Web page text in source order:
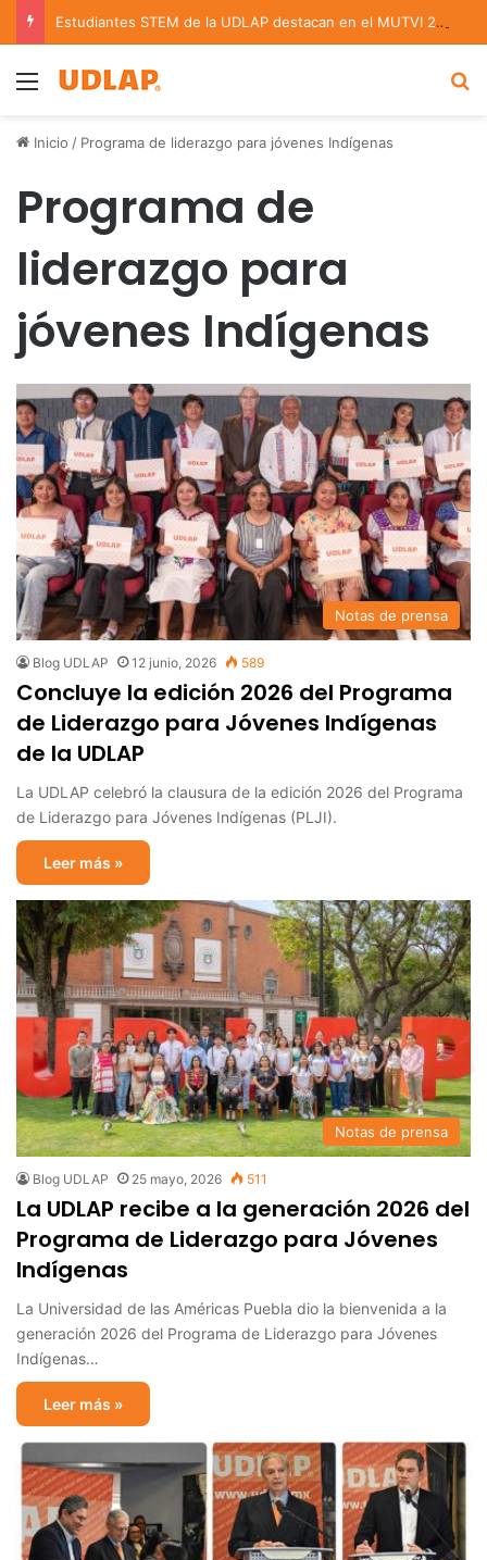
Estudiantes STEM de la UDLAP destacan en el MUTVI 2026
Menu
Inicio / Programa de liderazgo para jóvenes Indígenas
Programa de
liderazgo para
jóvenes Indígenas
Notas de prensa
Blog UDLAP 12 junio, 2026 589
Concluye la edición 2026 del Programa
de Liderazgo para Jóvenes Indígenas
de la UDLAP
La UDLAP celebró la clausura de la edición 2026 del Programa
de Liderazgo para Jóvenes Indígenas (PLJI).
Leer más »
Notas de prensa
Blog UDLAP 25 mayo, 2026 511
La UDLAP recibe a la generación 2026 del
Programa de Liderazgo para Jóvenes
Indígenas
La Universidad de las Américas Puebla dio la bienvenida a la
generación 2026 del Programa de Liderazgo para Jóvenes
Indígenas…
Leer más »